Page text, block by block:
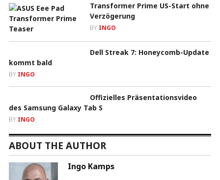
Transformer Prime US-Start ohne
Verzögerung
BY INGO
Dell Streak 7: Honeycomb-Update
kommt bald
BY INGO
Offizielles Präsentationsvideo
des Samsung Galaxy Tab S
BY INGO
ABOUT THE AUTHOR
Ingo Kamps